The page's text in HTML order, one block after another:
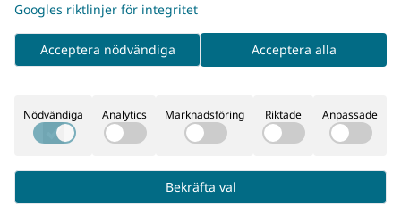
Med det avancerade Seetex-membranet är denna jacka redo att
stå emot alla typer av väderförhållanden, vilket ger dig skydd och
säkerställer enkel och snabb tillgång till ditt vapen, medan den
justerbara huven ger extra skydd mot regn och vind.
Googles riktlinjer för integritet
Acceptera nödvändiga Acceptera alla
Nödvändiga Analytics Marknadsföring Riktade Anpassade
Bekräfta val